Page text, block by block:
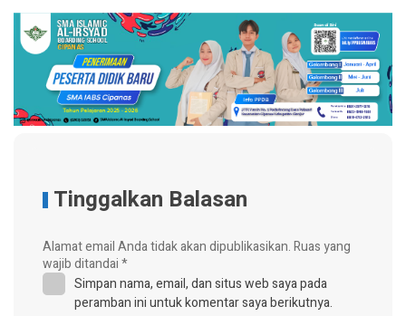
Tinggalkan Balasan
Alamat email Anda tidak akan dipublikasikan.Ruas yang
wajib ditandai*
Simpan nama, email, dan situs web saya pada
peramban ini untuk komentar saya berikutnya.